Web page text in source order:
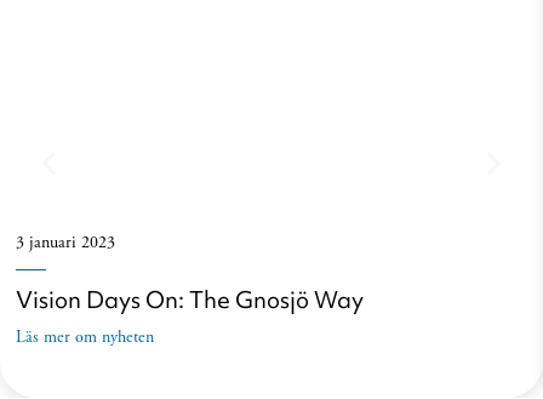
3 januari 2023
Vision Days On: The Gnosjö Way
Läs mer om nyheten